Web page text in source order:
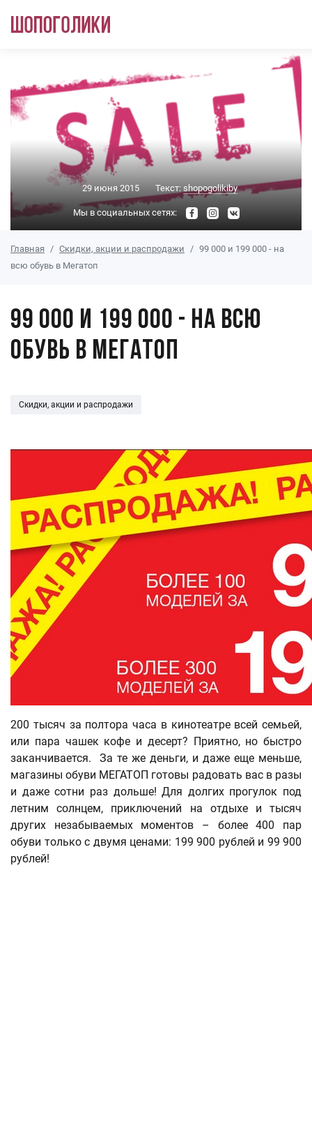
29 июня 2015 Текст: shopogolikiby
Мы в социальных сетях:
Главная Скидки, акции и распродажи
99 000 и 199 000 - на
всю обувь в Мегатоп
99 000 и 199 000 - на всю
обувь в Мегатоп
Скидки, акции и распродажи
200 тысяч за полтора часа в кинотеатре всей семьей,
или пара чашек кофе и десерт? Приятно, но быстро
заканчивается. За те же деньги, и даже еще меньше,
магазины обуви МЕГАТОП готовы радовать вас в разы
и даже сотни раз дольше! Для долгих прогулок под
летним солнцем, приключений на отдыхе и тысяч
других незабываемых моментов – более 400 пар
обуви только с двумя ценами: 199 900 рублей и 99 900
рублей!